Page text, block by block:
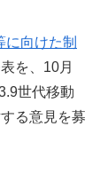
向けた制
を、10月
世代移動
る意見を募